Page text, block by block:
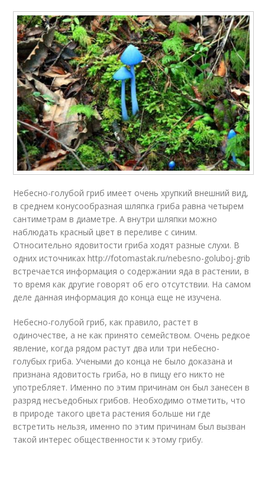
Небесно-голубой гриб имеет очень хрупкий внешний вид,
в среднем конусообразная шляпка гриба равна четырем
сантиметрам в диаметре. А внутри шляпки можно
наблюдать красный цвет в переливе с синим.
Относительно ядовитости гриба ходят разные слухи. В
одних источниках http://fotomastak.ru/nebesno-goluboj-grib
встречается информация о содержании яда в растении, в
то время как другие говорят об его отсутствии. На самом
деле данная информация до конца еще не изучена.
Небесно-голубой гриб, как правило, растет в
одиночестве, а не как принято семейством. Очень редкое
явление, когда рядом растут два или три небесно-
голубых гриба. Учеными до конца не было доказана и
признана ядовитость гриба, но в пищу его никто не
употребляет. Именно по этим причинам он был занесен в
разряд несъедобных грибов. Необходимо отметить, что
в природе такого цвета растения больше ни где
встретить нельзя, именно по этим причинам был вызван
такой интерес общественности к этому грибу.